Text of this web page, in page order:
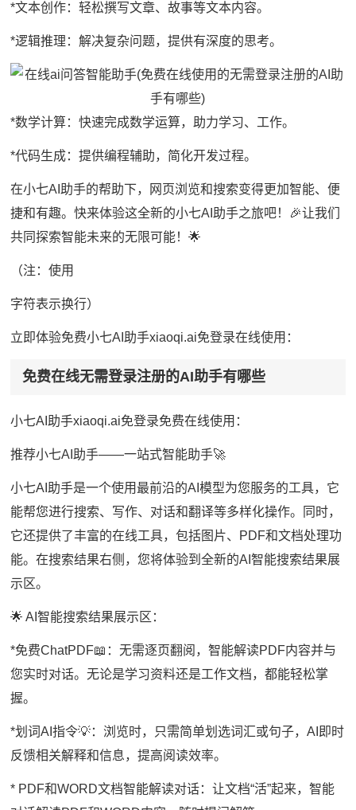
*文本创作：轻松撰写文章、故事等文本内容。
*逻辑推理：解决复杂问题，提供有深度的思考。
*数学计算：快速完成数学运算，助力学习、工作。
*代码生成：提供编程辅助，简化开发过程。
在小七AI助手的帮助下，网页浏览和搜索变得更加智能、便
捷和有趣。快来体验这全新的小七AI助手之旅吧！🎉让我们
共同探索智能未来的无限可能！🌟
（注：使用
字符表示换行）
立即体验免费小七AI助手xiaoqi.ai免登录在线使用：
免费在线无需登录注册的AI助手有哪些
小七AI助手xiaoqi.ai免登录免费在线使用：
推荐小七AI助手——一站式智能助手🚀
小七AI助手是一个使用最前沿的AI模型为您服务的工具，它
能帮您进行搜索、写作、对话和翻译等多样化操作。同时，
它还提供了丰富的在线工具，包括图片、PDF和文档处理功
能。在搜索结果右侧，您将体验到全新的AI智能搜索结果展
示区。
🌟 AI智能搜索结果展示区：
*免费ChatPDF📖：无需逐页翻阅，智能解读PDF内容并与
您实时对话。无论是学习资料还是工作文档，都能轻松掌
握。
*划词AI指令💡：浏览时，只需简单划选词汇或句子，AI即时
反馈相关解释和信息，提高阅读效率。
* PDF和WORD文档智能解读对话：让文档“活”起来，智能